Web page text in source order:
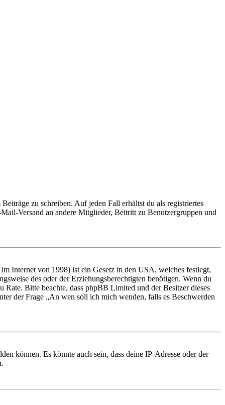
zu schreiben. Auf jeden Fall erhältst du als registriertes
Versand an andere Mitglieder, Beitritt zu Benutzergruppen und
Internet von 1998) ist ein Gesetz in den USA, welches festlegt,
des oder der Erziehungsberechtigten benötigen. Wenn du
Bitte beachte, dass phpBB Limited und der Besitzer dieses
der Frage „An wen soll ich mich wenden, falls es Beschwerden
können. Es könnte auch sein, dass deine IP-Adresse oder der